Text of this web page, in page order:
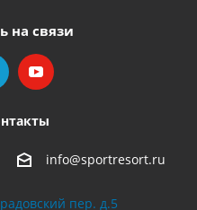
на связи
info@sportresort.ru
пер. д.5